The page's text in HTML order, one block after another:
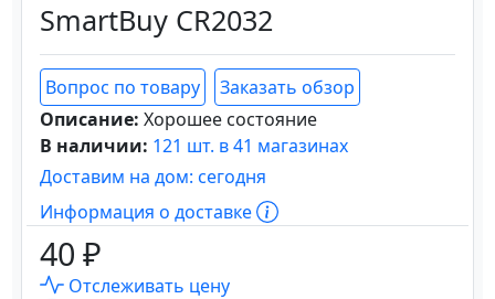
SmartBuy CR2032
Вопрос по товару
Заказать обзор
Описание: Хорошее состояние
В наличии: 121 шт. в 41 магазинах
Доставим на дом: сегодня
Информация о доставке
40 ₽
Отслеживать цену